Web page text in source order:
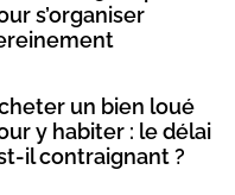
s’organiser
un bien loué
y habiter : le délai
il contraignant ?